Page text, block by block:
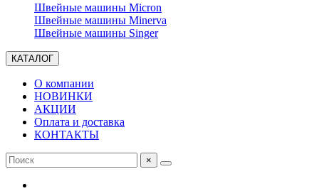
Швейные машины Micron
Швейные машины Minerva
Швейные машины Singer
КАТАЛОГ
О компании
НОВИНКИ
АКЦИИ
Оплата и доставка
КОНТАКТЫ
×